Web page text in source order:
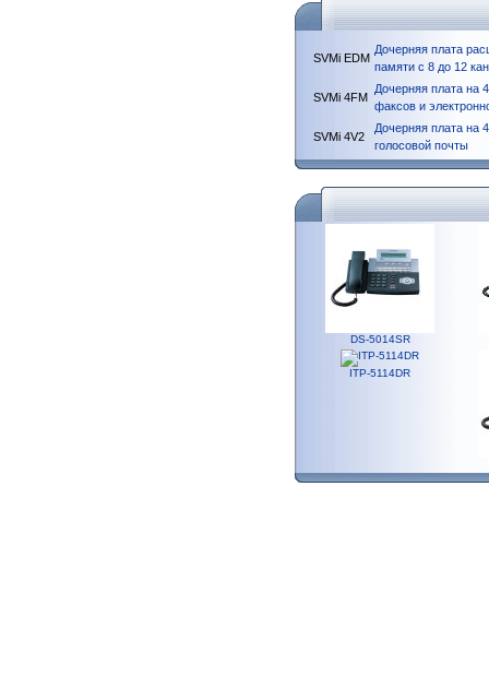
SVMi EDM
Дочерняя плата
памяти с 8 до 12
SVMi 4FM
Дочерняя плата на
факсов и
SVMi 4V2
Дочерняя плата на
голосовой почты
DS-5014SR
ITP-5114DR